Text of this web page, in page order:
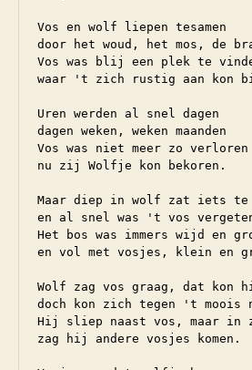
Vos en wolf liepen tesamen
door het woud, het mos, de
Vos was blij een plek te
waar 't zich rustig aan kon
Uren werden al snel dagen
dagen weken, weken maanden
Vos was niet meer zo verloren
nu zij Wolfje kon bekoren.
Maar diep in wolf zat iets te
en al snel was 't vos
Het bos was immers wijd en
en vol met vosjes, klein en
Wolf zag vos graag, dat kon
doch kon zich tegen 't moois
Hij sliep naast vos, maar in
zag hij andere vosjes komen.